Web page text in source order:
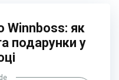
Winnboss: як
подарунки у